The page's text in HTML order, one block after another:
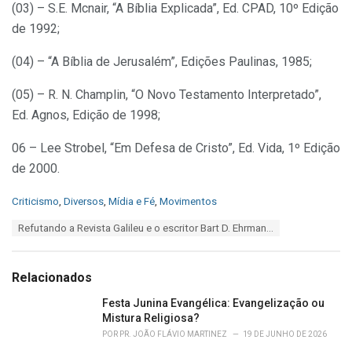
(03) – S.E. Mcnair, “A Bíblia Explicada”, Ed. CPAD, 10º Edição
de 1992;
(04) – “A Bíblia de Jerusalém”, Edições Paulinas, 1985;
(05) – R. N. Champlin, “O Novo Testamento Interpretado”,
Ed. Agnos, Edição de 1998;
06 – Lee Strobel, “Em Defesa de Cristo”, Ed. Vida, 1º Edição
de 2000.
C
o
r
Criticismo, Diversos, Mídia e Fé, Movimentos
:
Refutando a Revista Galileu e o escritor Bart D. Ehrman...
Relacionados
Festa Junina Evangélica: Evangelização ou
Mistura Religiosa?
POR PR. JOÃO FLÁVIO MARTINEZ 19 DE JUNHO DE 2026